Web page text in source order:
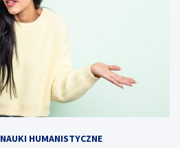
NAUKI HUMANISTYCZNE